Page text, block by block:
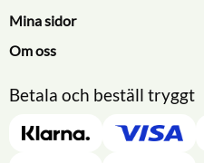
Mina sidor
Om oss
Betala och beställ tryggt